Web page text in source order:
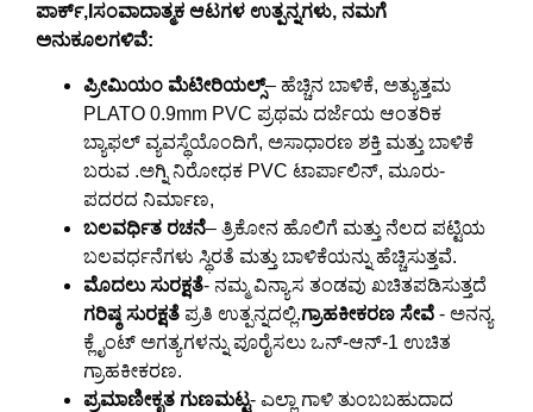
ಪಾರ್ಕ್, ಸಂವಾದಾತ್ಮಕ ಆಟಗಳ ಉತ್ಪನ್ನಗಳು, ನಮಗೆ
ಅನುಕೂಲಗಳಿವೆ:
ಪ್ರೀಮಿಯಂ ಮೆಟೀರಿಯಲ್ಸ್– ಹೆಚ್ಚಿನ ಬಾಳಿಕೆ, ಅತ್ಯುತ್ತಮ
PLATO 0.9mm PVC ಪ್ರಥಮ ದರ್ಜೆಯ ಆಂತರಿಕ
ಬ್ಯಾಫಲ್ ವ್ಯವಸ್ಥೆಯೊಂದಿಗೆ, ಅಸಾಧಾರಣ ಶಕ್ತಿ ಮತ್ತು ಬಾಳಿಕೆ
ಬರುವ .ಅಗ್ನಿ ನಿರೋಧಕ PVC ಟಾರ್ಪಾಲಿನ್, ಮೂರು-
ಪದರದ ನಿರ್ಮಾಣ,
ಬಲವರ್ಧಿತ ರಚನೆ– ತ್ರಿಕೋನ ಹೊಲಿಗೆ ಮತ್ತು ನೆಲದ ಪಟ್ಟಿಯ
ಬಲವರ್ಧನೆಗಳು ಸ್ಥಿರತೆ ಮತ್ತು ಬಾಳಿಕೆಯನ್ನು ಹೆಚ್ಚಿಸುತ್ತವೆ.
ಮೊದಲು ಸುರಕ್ಷತೆ- ನಮ್ಮ ವಿನ್ಯಾಸ ತಂಡವು ಖಚಿತಪಡಿಸುತ್ತದೆ
ಗರಿಷ್ಠ ಸುರಕ್ಷತೆ ಪ್ರತಿ ಉತ್ಪನ್ನದಲ್ಲಿ.ಗ್ರಾಹಕೀಕರಣ ಸೇವೆ - ಅನನ್ಯ
ಕ್ಲೈಂಟ್ ಅಗತ್ಯಗಳನ್ನು ಪೂರೈಸಲು ಒನ್-ಆನ್-1 ಉಚಿತ
ಗ್ರಾಹಕೀಕರಣ.
ಪ್ರಮಾಣೀಕೃತ ಗುಣಮಟ್ಟ- ಎಲ್ಲಾ ಗಾಳಿ ತುಂಬಬಹುದಾದ